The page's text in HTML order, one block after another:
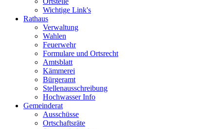
Wichtige Link's
Rathaus
Verwaltung
Wahlen
Feuerwehr
Formulare und Ortsrecht
Amtsblatt
Kämmerei
Bürgeramt
Stellenausschreibung
Hochwasser Info
Gemeinderat
Ausschüsse
Ortschaftsräte